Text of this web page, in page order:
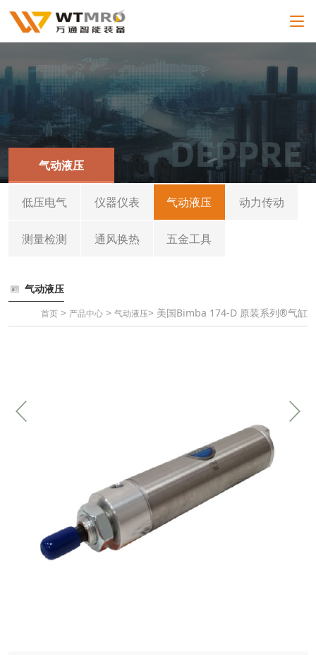
气动液压
低压电气 仪器仪表 气动液压 动力传动
测量检测 通风换热 五金工具
气动液压
首页 > 产品中心 > 气动液压> 美国Bimba 174-D 原装系列®气缸